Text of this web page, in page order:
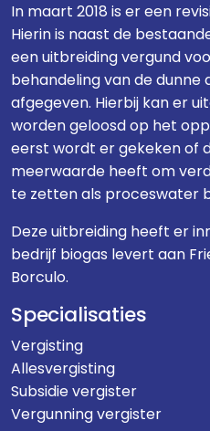
In maart 2018 is er een
Hierin is naast de
een uitbreiding vergund
behandeling van de
afgegeven. Hierbij kan er
worden geloosd op het
eerst wordt er gekeken of
meerwaarde heeft om
te zetten als proceswater
Deze uitbreiding heeft er
bedrijf biogas levert aan
Borculo.
Specialisaties
Vergisting
Allesvergisting
Subsidie vergister
Vergunning vergister